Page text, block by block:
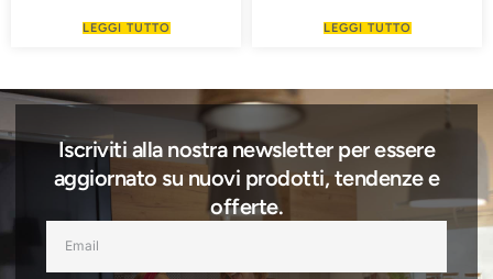
LEGGI TUTTO LEGGI TUTTO
Iscriviti alla nostra newsletter per essere
aggiornato su nuovi prodotti, tendenze e
offerte.